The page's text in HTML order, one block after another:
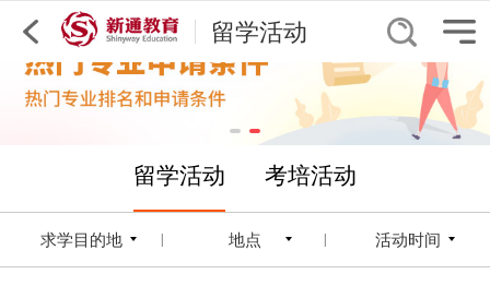
留学活动
留学活动 考培活动
求学目的地 地点 活动时间